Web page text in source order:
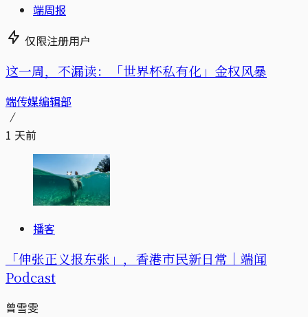
端周报
仅限注册用户
这一周，不漏读：「世界杯私有化」金权风暴
端传媒编辑部
1 天前
播客
「伸张正义报东张」，香港市民新日常｜端闻
Podcast
曾雪雯